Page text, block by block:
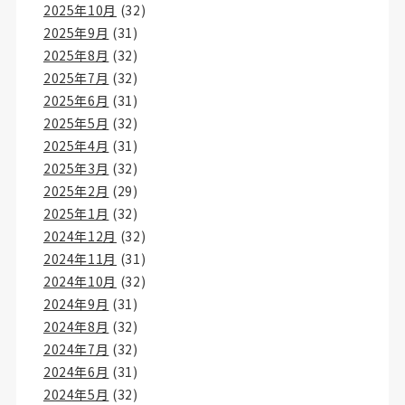
2025年10月 (32)
2025年9月 (31)
2025年8月 (32)
2025年7月 (32)
2025年6月 (31)
2025年5月 (32)
2025年4月 (31)
2025年3月 (32)
2025年2月 (29)
2025年1月 (32)
2024年12月 (32)
2024年11月 (31)
2024年10月 (32)
2024年9月 (31)
2024年8月 (32)
2024年7月 (32)
2024年6月 (31)
2024年5月 (32)